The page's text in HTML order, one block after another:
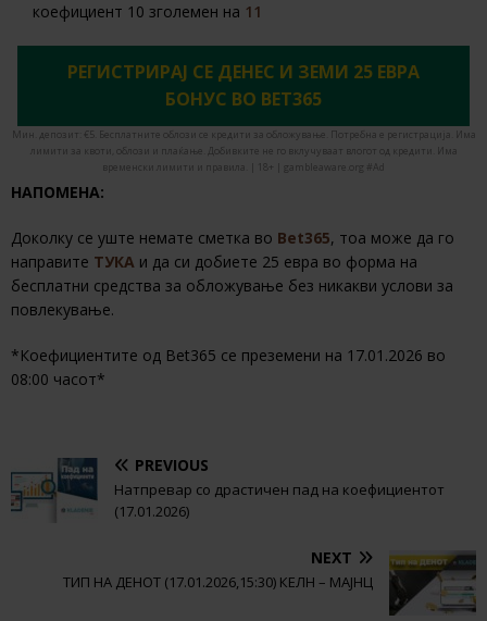
коефициент 10 зголемен на 11
РЕГИСТРИРАЈ СЕ ДЕНЕС И ЗЕМИ 25 ЕВРА
БОНУС ВО BET365
Мин. депозит: €5. Бесплатните облози се кредити за обложување. Потребна е регистрација. Има
лимити за квоти, облози и плаќање. Добивките не го вклучуваат влогот од кредити. Има
временски лимити и правила. | 18+ | gambleaware.org #Ad
НАПОМЕНА:
Доколку се уште немате сметка во Bet365, тоа може да го
направите ТУКА и да си добиете 25 евра во форма на
бесплатни средства за обложување без никакви услови за
повлекување.
*Коефициентите од Bet365 се преземени на 17.01.2026 во
08:00 часот*
PREVIOUS
Натпревар со драстичен пад на коефициентот
(17.01.2026)
NEXT
ТИП НА ДЕНОТ (17.01.2026,15:30) КЕЛН – МАЈНЦ